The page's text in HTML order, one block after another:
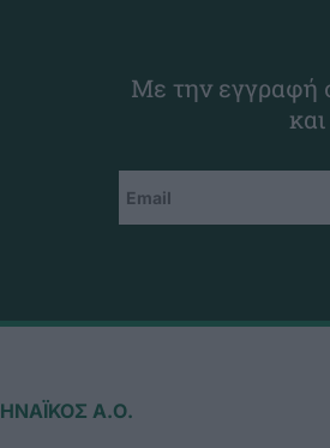
Με την εγγραφή
Α.Ο.